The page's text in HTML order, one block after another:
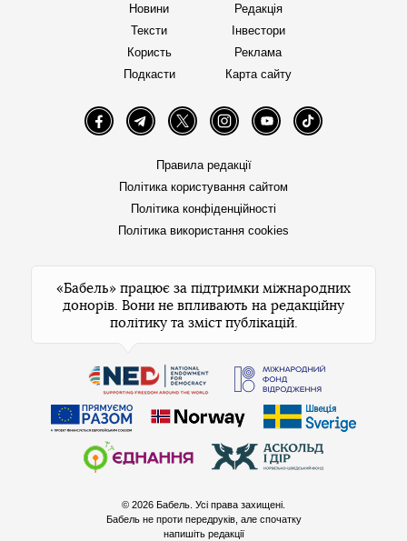
Новини
Тексти
Користь
Подкасти
Редакція
Інвестори
Реклама
Карта сайту
FacebookTelegramTwitter InstagramYouTube TikTok
Правила редакції
Політика користування сайтом
Політика конфіденційності
Політика використання cookies
«Бабель» працює за підтримки міжнародних
донорів. Вони не впливають на редакційну
політику та зміст публікацій.
© 2026 Бабель. Усі права захищені.
Бабель не проти передруків, але спочатку
напишіть редакції